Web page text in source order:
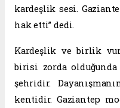
kardeşlik sesi.
hak etti” dedi.
Kardeşlik ve birlik
birisi zorda olduğunda
şehridir.
kentidir. Gaziantep